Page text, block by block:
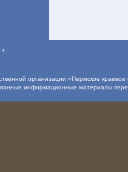
организации «Пермское
информационные материалы